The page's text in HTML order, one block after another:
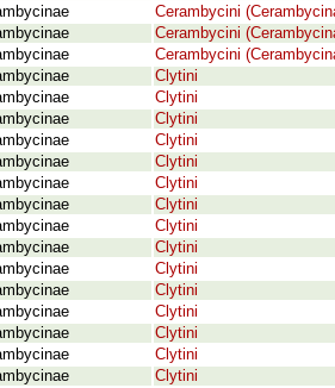
Cerambycini
Cerambycini
Cerambycini
Clytini
Clytini
Clytini
Clytini
Clytini
Clytini
Clytini
Clytini
Clytini
Clytini
Clytini
Clytini
Clytini
Clytini
Clytini